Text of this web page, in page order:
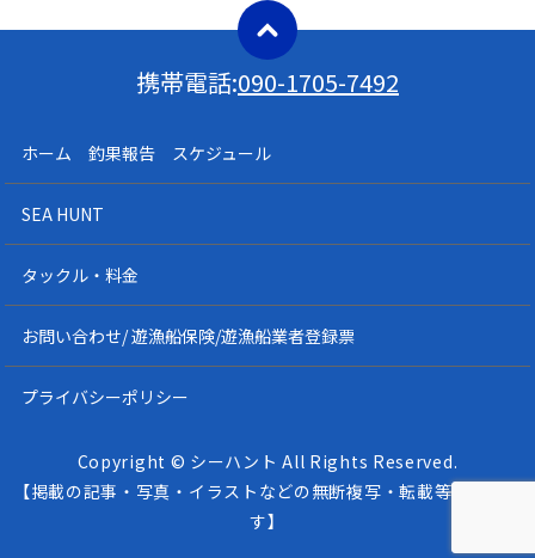
携帯電話:090-1705-7492
ホーム 釣果報告 スケジュール
SEA HUNT
タックル・料金
お問い合わせ/ 遊漁船保険/遊漁船業者登録票
プライバシーポリシー
Copyright © シーハント All Rights Reserved.
【掲載の記事・写真・イラストなどの無断複写・転載等を禁じま
す】